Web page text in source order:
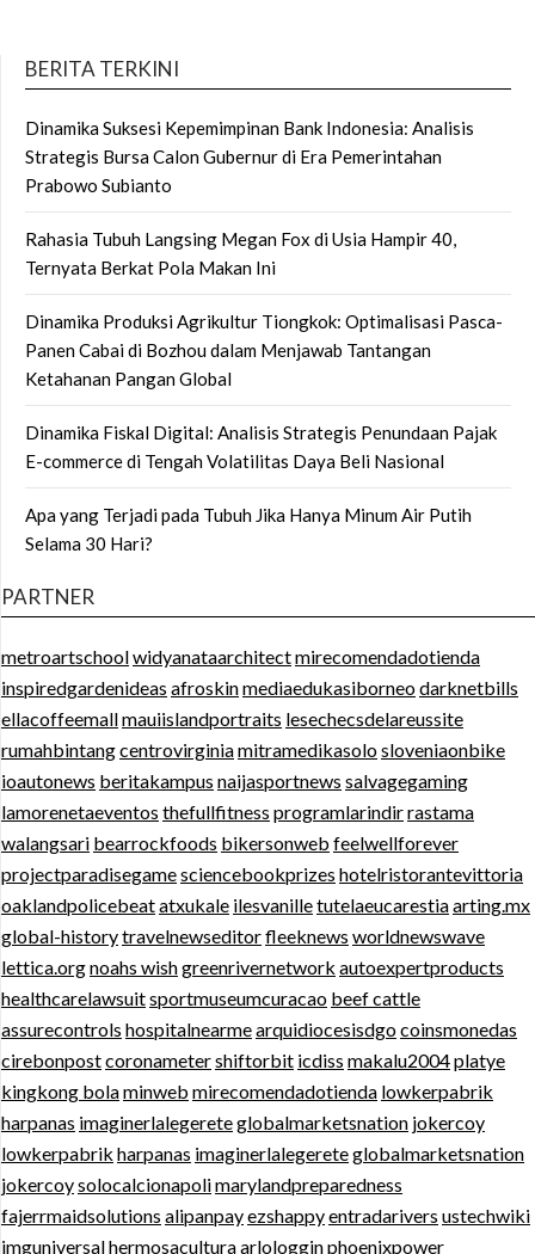
BERITA TERKINI
Dinamika Suksesi Kepemimpinan Bank Indonesia: Analisis
Strategis Bursa Calon Gubernur di Era Pemerintahan
Prabowo Subianto
Rahasia Tubuh Langsing Megan Fox di Usia Hampir 40,
Ternyata Berkat Pola Makan Ini
Dinamika Produksi Agrikultur Tiongkok: Optimalisasi Pasca-
Panen Cabai di Bozhou dalam Menjawab Tantangan
Ketahanan Pangan Global
Dinamika Fiskal Digital: Analisis Strategis Penundaan Pajak
E-commerce di Tengah Volatilitas Daya Beli Nasional
Apa yang Terjadi pada Tubuh Jika Hanya Minum Air Putih
Selama 30 Hari?
PARTNER
metroartschoolwidyanataarchitectmirecomendadotienda
inspiredgardenideas afroskinmediaedukasiborneodarknetbills
ellacoffeemallmauiislandportraits lesechecsdelareussite
rumahbintangcentrovirginiamitramedikasolosloveniaonbike
ioautonews beritakampus naijasportnews salvagegaming
lamorenetaeventos thefullfitness programlarindirrastama
walangsari bearrockfoods bikersonweb feelwellforever
projectparadisegamesciencebookprizes hotelristorantevittoria
oaklandpolicebeatatxukale ilesvanilletutelaeucarestiaarting.mx
global-historytravelnewseditorfleeknews worldnewswave
lettica.orgnoahs wishgreenrivernetwork autoexpertproducts
healthcarelawsuitsportmuseumcuracao beef cattle
assurecontrols hospitalnearmearquidiocesisdgocoinsmonedas
cirebonpostcoronametershiftorbit icdiss makalu2004platye
kingkong bolaminweb mirecomendadotienda lowkerpabrik
harpanas imaginerlalegereteglobalmarketsnation jokercoy
lowkerpabrik harpanas imaginerlalegereteglobalmarketsnation
jokercoysolocalcionapolimarylandpreparedness
fajerrmaidsolutions alipanpayezshappyentradarivers ustechwiki
imguniversalhermosaculturaarlologginphoenixpower